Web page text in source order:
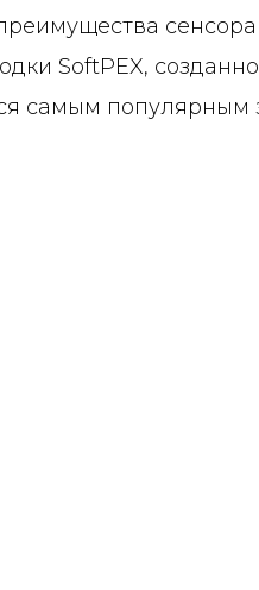
SoftPEX,
самым